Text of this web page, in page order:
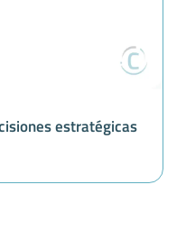
estratégicas